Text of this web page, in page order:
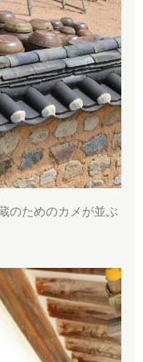
のためのカメが並ぶ